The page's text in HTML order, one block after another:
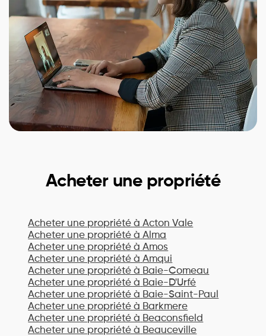
Acheter une propriété
Acheter une propriété à Acton Vale
Acheter une propriété à Alma
Acheter une propriété à Amos
Acheter une propriété à Amqui
Acheter une propriété à Baie-Comeau
Acheter une propriété à Baie-D'Urfé
Acheter une propriété à Baie-Saint-Paul
Acheter une propriété à Barkmere
Acheter une propriété à Beaconsfield
Acheter une propriété à Beauceville